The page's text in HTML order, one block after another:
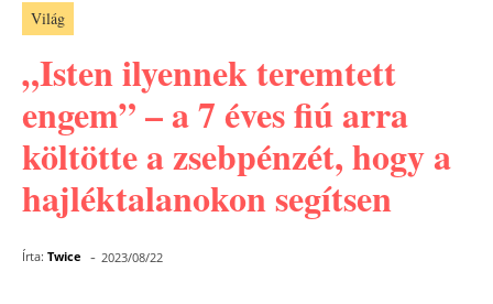
Világ
„Isten ilyennek teremtett
engem” – a 7 éves fiú arra
költötte a zsebpénzét, hogy a
hajléktalanokon segítsen
Írta: Twice - 2023/08/22